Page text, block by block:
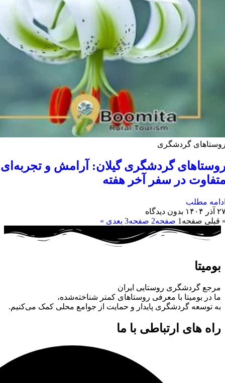
گردشگری
گردشگری گیلان: آرامش و تجربه‌ای
در سفر آخر هفته
مطلب
۱۴۰۴
بدون دیدگاه
قبلی صفحه 1 صفحه2 صفحه3 بعدی »
بومیتا
مرجع گردشگری روستایی ایران
ما در بومیتا با معرفی روستاهای کمتر شناخته‌شده،
به توسعه گردشگری پایدار و حمایت از جوامع محلی کمک می‌کنیم.
راه های ارتباطی با ما